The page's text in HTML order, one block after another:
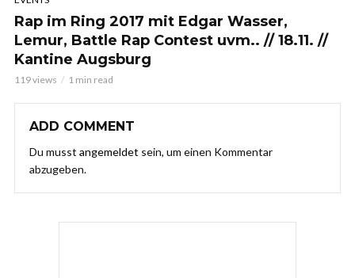
Rap im Ring 2017 mit Edgar Wasser,
Lemur, Battle Rap Contest uvm.. // 18.11. //
Kantine Augsburg
119 views 1 min read
ADD COMMENT
Du musst angemeldet sein, um einen Kommentar
abzugeben.